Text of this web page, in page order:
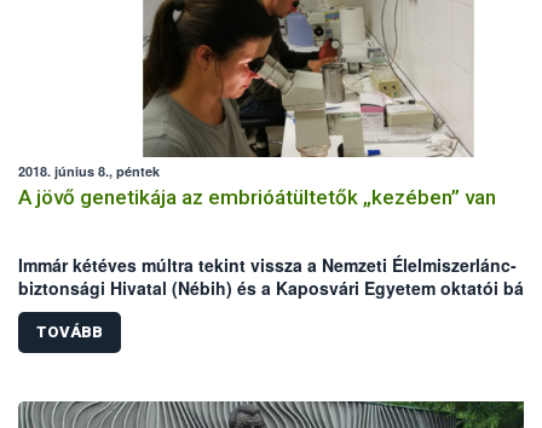
2018. június 8., péntek
A jövő genetikája az embrióátültetők „kezében” van
Immár kétéves múltra tekint vissza a Nemzeti Élelmiszerlánc-
biztonsági Hivatal (Nébih) és a Kaposvári Egyetem oktatói
alapozott szarvasmarha-embrióátültető képzés. A két
közös szervezésében lezajlott 3 tanfolyamon eddig 11-en tettek
eredményes elméleti és gyakorlati vizsgát. Az intenzív kurzust
felvételüket az embrióátültetők névjegyzékébe.
TOVÁBB